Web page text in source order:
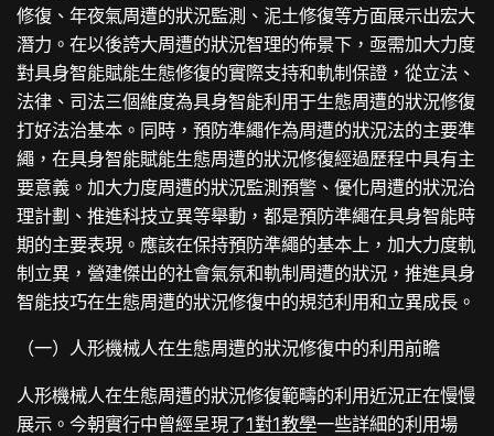
修復、年夜氣周遭的狀況監測、泥土修復等方面展示出宏大
潛力。在以後誇大周遭的狀況智理的佈景下，亟需加大力度
對具身智能賦能生態修復的實際支持和軌制保證，從立法、
法律、司法三個維度為具身智能利用于生態周遭的狀況修復
打好法治基本。同時，預防準繩作為周遭的狀況法的主要準
繩，在具身智能賦能生態周遭的狀況修復經過歷程中具有主
要意義。加大力度周遭的狀況監測預警、優化周遭的狀況治
理計劃、推進科技立異等舉動，都是預防準繩在具身智能時
期的主要表現。應該在保持預防準繩的基本上，加大力度軌
制立異，營建傑出的社會氣氛和軌制周遭的狀況，推進具身
智能技巧在生態周遭的狀況修復中的規范利用和立異成長。
（一）人形機械人在生態周遭的狀況修復中的利用前瞻
人形機械人在生態周遭的狀況修復範疇的利用近況正在慢慢
展示。今朝實行中曾經呈現了1對1教學一些詳細的利用場